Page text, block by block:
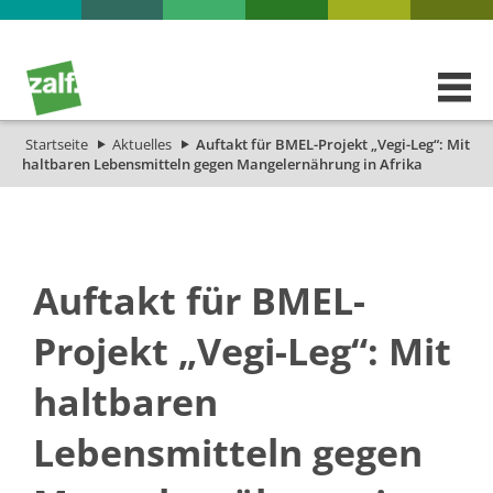
Startseite Aktuelles
Auftakt für BMEL-Projekt „Vegi-Leg“: Mit
haltbaren Lebensmitteln gegen Mangelernährung in Afrika
Auftakt für BMEL-
Projekt „Vegi-Leg“: Mit
haltbaren
Lebensmitteln gegen